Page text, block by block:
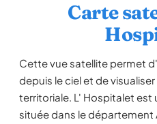
Carte
Cette vue satellite permet
depuis le ciel et de
territoriale. L' Hospitalet
située dans le